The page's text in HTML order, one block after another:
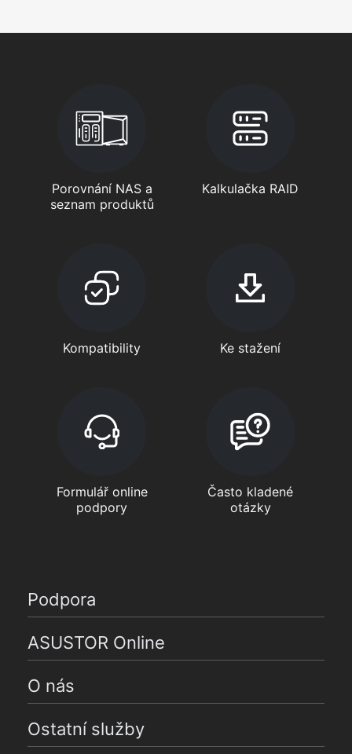
Porovnání NAS a
seznam produktů
Kalkulačka RAID
Kompatibility Ke stažení
Formulář online
podpory
Často kladené
otázky
Podpora
ASUSTOR Online
O nás
Ostatní služby